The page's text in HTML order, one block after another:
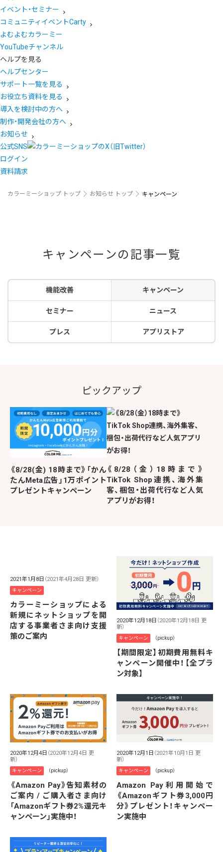
イベント・セミナー
コミュニティイベントCarty
よむよむカラーミー
YouTubeチャンネル
ヘルプを見る
ヘルプセンター
サポート一覧を見る
お役立ち資料を見る
導入を検討中の方へ
制作・開発会社の方へ
お知らせ
公式SNS
ログイン
資料請求
カラーミーショップ トップ お知らせ トップ キャンペーン
キャンペーンの記事一覧
機能改善 キャンペーン
セミナー ニュース
プレス アプリストア
ピックアップ
《8/28(金) 18時まで》「かん
たんMeta広告」1万ポイント
プレゼントキャンペーン
《8/28（金）18時まで》
TikTok Shop連携、海外集
客、梱包・出荷代行など人気
アプリがお得！
2021年1月8日 （2021年4月28日 更新）
キャンペーン
カラーミーショップによる
新規にネットショップを開
店する事業者さま向け支援
策のご案内
2020年12月18日 （2020年12月18日 更
新）
キャンペーン （pickup）
【期間限定】初期費用無料キ
ャンペーン開催中！【全プラ
ン対象】
2020年12月4日 （2020年12月4日 更
新）
キャンペーン （pickup）
《Amazon Pay》告知素材の
ご案内 / ご購入者さま向け
「Amazonギフト券2%還元キ
ャンペーン」実施中！
2020年12月1日 （2021年10月1日 更
新）
キャンペーン （pickup）
Amazon Pay利用開始で
《Amazonギフト券3,000円
分》プレゼント！キャンペー
ン実施中